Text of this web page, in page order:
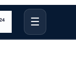
☰